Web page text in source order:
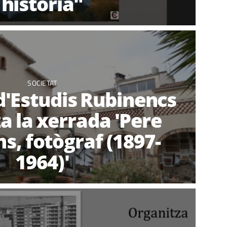
SOCIETAT
Rubinencs
la xerrada 'Pere
fotògraf (1897-
1964)'